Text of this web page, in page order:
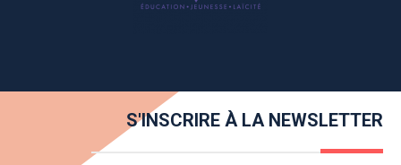
S'INSCRIRE À LA NEWSLETTER